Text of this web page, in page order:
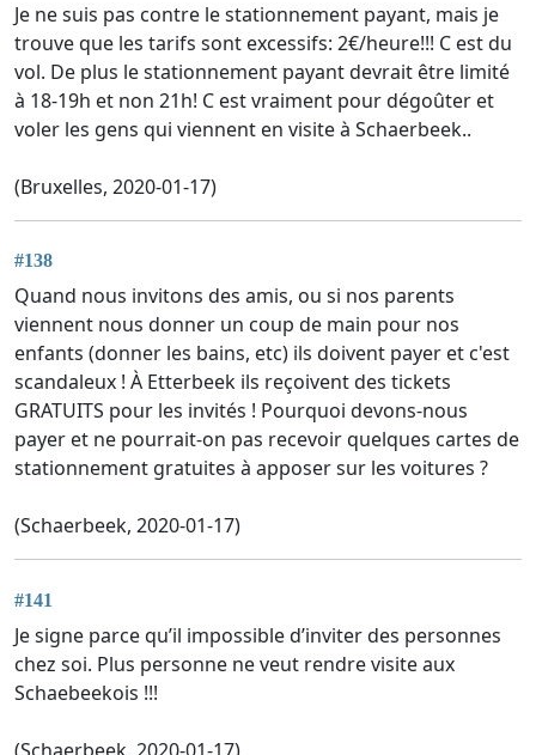
Je ne suis pas contre le stationnement payant, mais je
trouve que les tarifs sont excessifs: 2€/heure!!! C est du
vol. De plus le stationnement payant devrait être limité
à 18-19h et non 21h! C est vraiment pour dégoûter et
voler les gens qui viennent en visite à Schaerbeek..
(Bruxelles, 2020-01-17)
#138
Quand nous invitons des amis, ou si nos parents
viennent nous donner un coup de main pour nos
enfants (donner les bains, etc) ils doivent payer et c'est
scandaleux ! À Etterbeek ils reçoivent des tickets
GRATUITS pour les invités ! Pourquoi devons-nous
payer et ne pourrait-on pas recevoir quelques cartes de
stationnement gratuites à apposer sur les voitures ?
(Schaerbeek, 2020-01-17)
#141
Je signe parce qu’il impossible d’inviter des personnes
chez soi. Plus personne ne veut rendre visite aux
Schaebeekois !!!